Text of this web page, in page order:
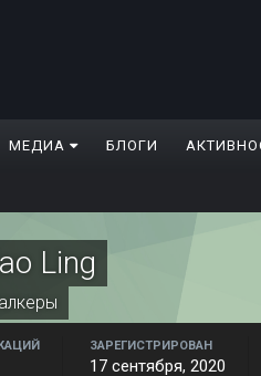
МЕДИА БЛОГИ
Ling
ЗАРЕГИСТРИРОВАН
17 сентября, 2020